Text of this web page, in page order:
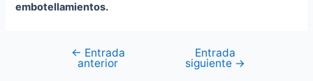
embotellamientos.
← Entrada
anterior
Entrada
siguiente →